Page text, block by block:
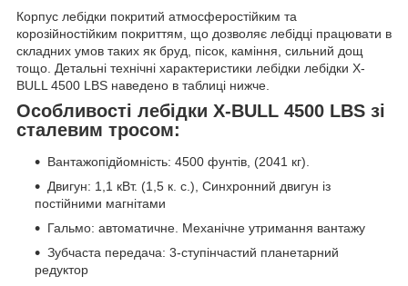
Корпус лебідки покритий атмосферостійким та
корозійностійким покриттям, що дозволяє лебідці працювати в
складних умов таких як бруд, пісок, каміння, сильний дощ
тощо. Детальні технічні характеристики лебідки лебідки X-
BULL 4500 LBS наведено в таблиці нижче.
Особливості лебідки X-BULL 4500 LBS зі
сталевим тросом:
Вантажопідйомність: 4500 фунтів, (2041 кг).
Двигун: 1,1 кВт. (1,5 к. с.), Синхронний двигун із
постійними магнітами
Гальмо: автоматичне. Механічне утримання вантажу
Зубчаста передача: 3-ступінчастий планетарний
редуктор